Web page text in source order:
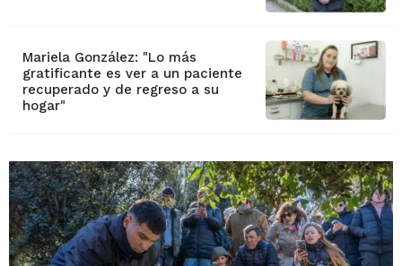
Mariela González: "Lo más
gratificante es ver a un paciente
recuperado y de regreso a su
hogar"